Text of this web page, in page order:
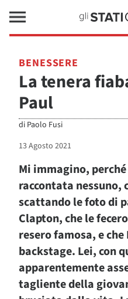
BENESSERE
La tenera
Paul
di Paolo Fusi
13 Agosto 2021
Mi immagino,
raccontata nessuno,
scattando le foto di
Clapton, che le
resero famosa, e
backstage. Lei, con
apparentemente
tagliente della